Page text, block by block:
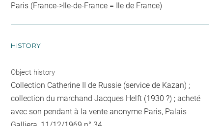
Paris (France->Ile-de-France = Ile de France)
HISTORY
Object history
Collection Catherine II de Russie (service de Kazan) ;
collection du marchand Jacques Helft (1930 ?) ; acheté
avec son pendant à la vente anonyme Paris, Palais